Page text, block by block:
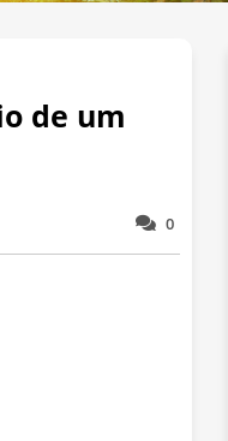
de um
0